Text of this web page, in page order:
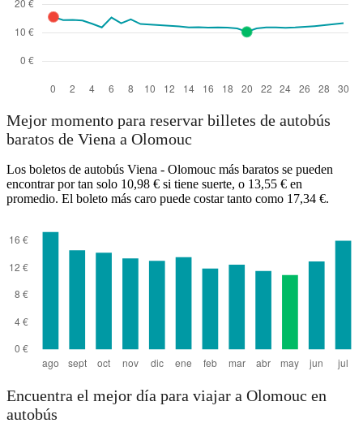
Mejor momento para reservar billetes de autobús
baratos de Viena a Olomouc
Los boletos de autobús Viena - Olomouc más baratos se pueden
encontrar por tan solo 10,98 € si tiene suerte, o 13,55 € en
promedio. El boleto más caro puede costar tanto como 17,34 €.
Encuentra el mejor día para viajar a Olomouc en
autobús